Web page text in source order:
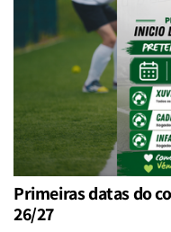
Primeiras datas do
26/27